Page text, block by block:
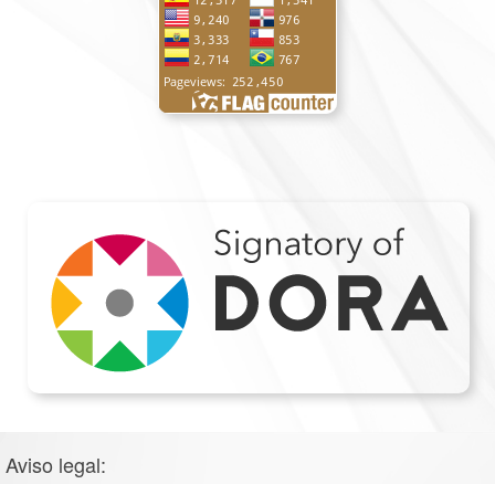
Aviso legal: